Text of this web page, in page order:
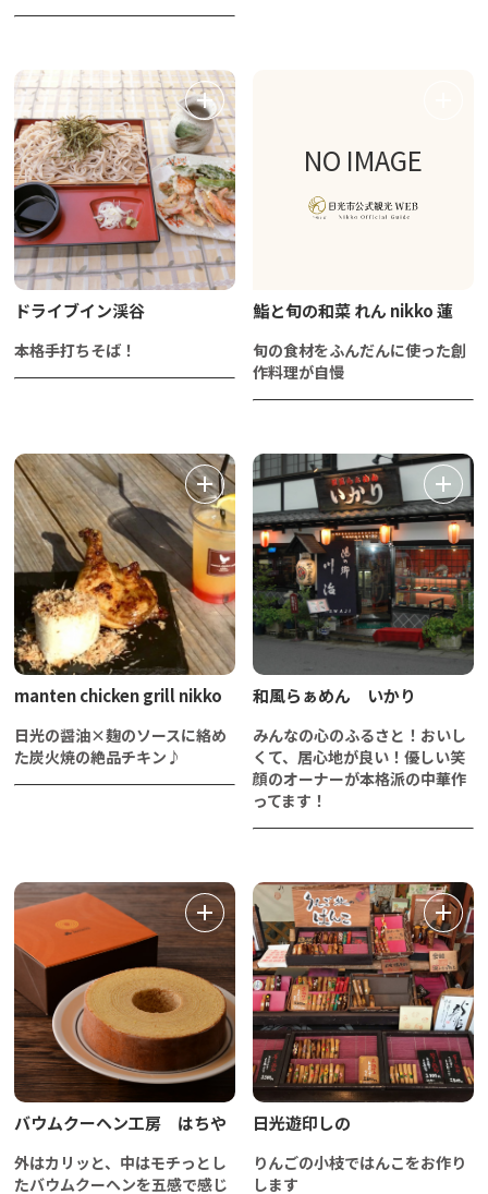
ドライブイン渓谷
本格手打ちそば！
NO IMAGE
鮨と旬の和菜 れん nikko 蓮
旬の食材をふんだんに使った創
作料理が自慢
manten chicken grill nikko
日光の醤油×麹のソースに絡め
た炭火焼の絶品チキン♪
和風らぁめん いかり
みんなの心のふるさと！おいし
くて、居心地が良い！優しい笑
顔のオーナーが本格派の中華作
ってます！
バウムクーヘン工房 はちや
外はカリッと、中はモチっとし
たバウムクーヘンを五感で感じ
日光遊印しの
りんごの小枝ではんこをお作り
します